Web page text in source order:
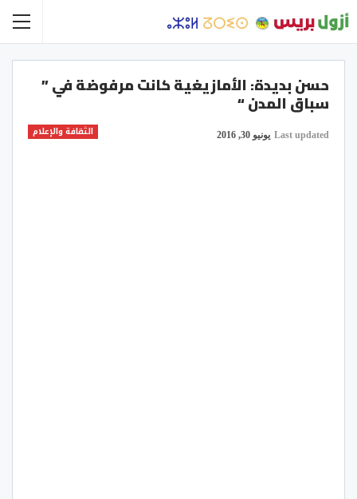
حسن بديدة: الأمازيغية كانت مرفوضة في ”
سباق المدن “
الثقافة والإعلام Last updated يونيو 30, 2016